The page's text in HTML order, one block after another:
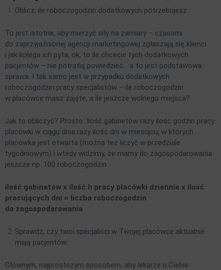
Oblicz, ile roboczogodzin dodatkowych potrzebujesz
To jest istotne, aby mierzyć siły na zamiary – czasami
do zaprzyjaźnionej agencji marketingowej zgłaszają się klienci
i jak kolega ich pyta, ok, to ile chcecie tych dodatkowych
pacjentów – nie potrafią powiedzieć… a to jest podstawowa
sprawa. I tak samo jest w przypadku dodatkowych
roboczogodzin pracy specjalistów – ile roboczogodzin
w placówce masz zajęte, a ile jeszcze wolnego miejsca?
Jak to obliczyć? Prosto: Ilość gabinetów razy ilość godzin pracy
placówki w ciągu dnia razy ilość dni w miesiącu, w których
placówka jest otwarta (można też liczyć w przedziale
tygodniowym) i wtedy widzimy, że mamy do zagospodarowania
jeszcze np. 100 roboczogodzin.
ilość gabinetów x ilość h pracy placówki dziennie x ilość
pracujących dni = liczba roboczogodzin
do zagospodarowania
Sprawdź, czy twoi specjaliści w Twojej placówce aktualnie
mają pacjentów:
Głównym, najprostszym sposobem, aby lekarze u Ciebie